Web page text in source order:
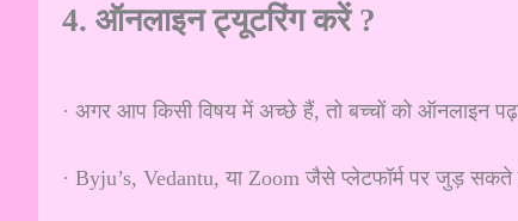
4. ऑनलाइन ट्यूटरिंग करें ?
· अगर आप किसी विषय में अच्छे हैं, तो बच्चों को ऑनलाइन
· Byju’s, Vedantu, या Zoom जैसे प्लेटफॉर्म पर जुड़ सकते